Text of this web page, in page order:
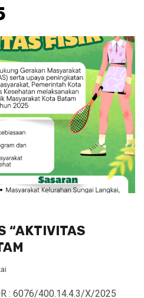
“AKTIVITAS
: 6076/400.14.4.3/X/2025